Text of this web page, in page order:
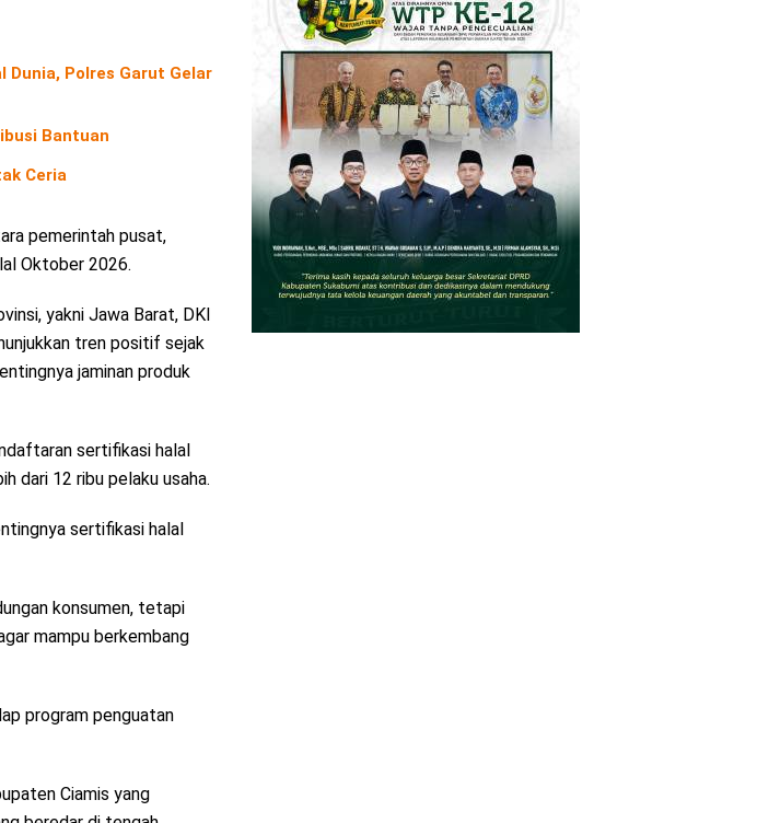
Dunia, Polres Garut Gelar
Bantuan
Ceria
pemerintah pusat,
Oktober 2026.
yakni Jawa Barat, DKI
tren positif sejak
jaminan produk
sertifikasi halal
dari 12 ribu pelaku usaha.
sertifikasi halal
konsumen, tetapi
mampu berkembang
program penguatan
Ciamis yang